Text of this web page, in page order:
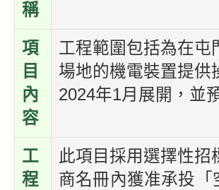
稱
項
目
內
容
工程範圍包括為在
場地的機電裝置提供
2024年1月展開，並
工
程
此項目採用選擇性
商名冊內獲准承投